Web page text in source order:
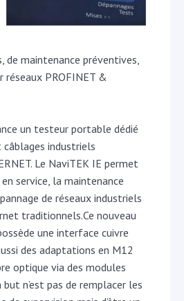
de maintenance préventives,
réseaux PROFINET &
un testeur portable dédié
industriels
Le NaviTEK IE permet
service, la maintenance
de réseaux industriels
traditionnels.Ce nouveau
une interface cuivre
des adaptations en M12
optique via des modules
but n’est pas de remplacer les